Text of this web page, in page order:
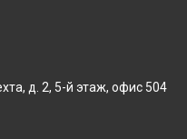
д. 2, 5-й этаж, офис 504